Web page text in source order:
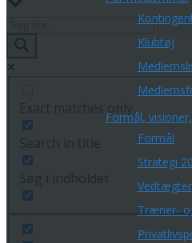
Klubtøj
Formål,
Formål
Strategi
Vedtægter
Træner-